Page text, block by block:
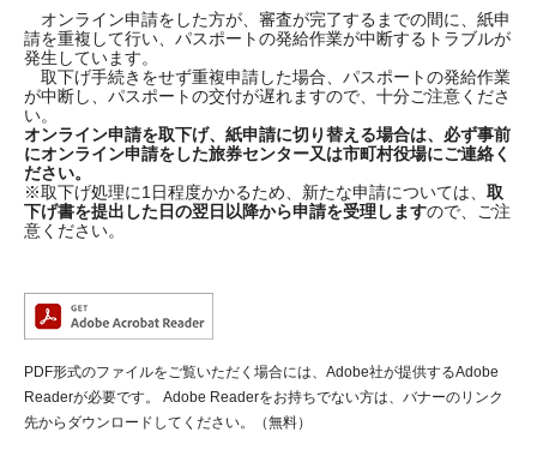
オンライン申請をした方が、審査が完了するまでの間に、紙申
請を重複して行い、パスポートの発給作業が中断するトラブルが
発生しています。
取下げ手続きをせず重複申請した場合、パスポートの発給作業
が中断し、パスポートの交付が遅れますので、十分ご注意くださ
い。
オンライン申請を取下げ、紙申請に切り替える場合は、必ず事前
にオンライン申請をした旅券センター又は市町村役場にご連絡く
ださい。
※取下げ処理に1日程度かかるため、新たな申請については、 取
下げ書を提出した日の翌日以降から申請を受理しますので、ご注
意ください。
PDF形式のファイルをご覧いただく場合には、Adobe社が提供するAdobe
Readerが必要です。
Adobe Readerをお持ちでない方は、バナーのリンク
先からダウンロードしてください。（無料）